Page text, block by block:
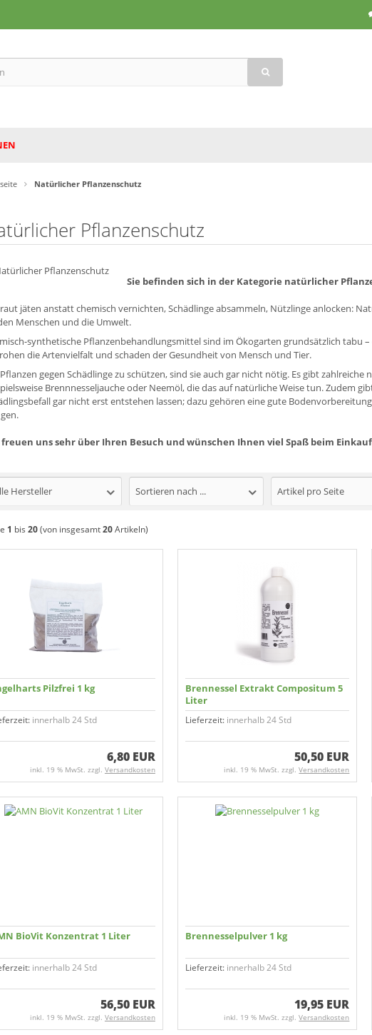
Natürlicher Pflanzenschutz
Pflanzenschutz
Sie befinden sich in der Kategorie natürlicher
jäten anstatt chemisch vernichten, Schädlinge absammeln, Nützlinge anlocken:
Menschen und die Umwelt.
synthetische Pflanzenbehandlungsmittel sind im Ökogarten grundsätzlich tabu
die Artenvielfalt und schaden der Gesundheit von Mensch und Tier.
gegen Schädlinge zu schützen, sind sie auch gar nicht nötig. Es gibt
Brennnesseljauche oder Neemöl, die das auf natürliche Weise tun. Zudem
gar nicht erst entstehen lassen; dazu gehören eine gute
uns sehr über Ihren Besuch und wünschen Ihnen viel Spaß beim
Hersteller Sortieren nach ... Artikel pro Seite
1 bis20(von insgesamt20Artikeln)
Pilzfrei 1 kg
innerhalb 24 Std
6,80 EUR
inkl. 19 % MwSt. zzgl. Versandkosten
Brennessel Extrakt Compositum 5
Liter
Lieferzeit: innerhalb 24 Std
50,50 EUR
inkl. 19 % MwSt. zzgl.Versandkosten
BioVit Konzentrat 1 Liter
innerhalb 24 Std
56,50 EUR
inkl. 19 % MwSt. zzgl. Versandkosten
Brennessel­­pulver 1 kg
Lieferzeit: innerhalb 24 Std
19,95 EUR
inkl. 19 % MwSt. zzgl.Versandkosten